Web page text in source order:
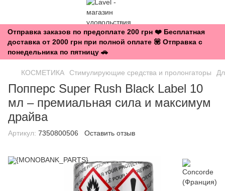
Отправка заказов по предоплате 200 грн ❤️ Бесплатная
доставка от 2000 грн при полной оплате 💟 Отправка с
понедельника по пятницу 🚗
КОСМЕТИКА Стимулирующие средства и пролонгаторы
Попперс Super Rush Black Label 10
мл – премиальная сила и максимум
драйва
Артикул: 7350800506 Оставить отзыв